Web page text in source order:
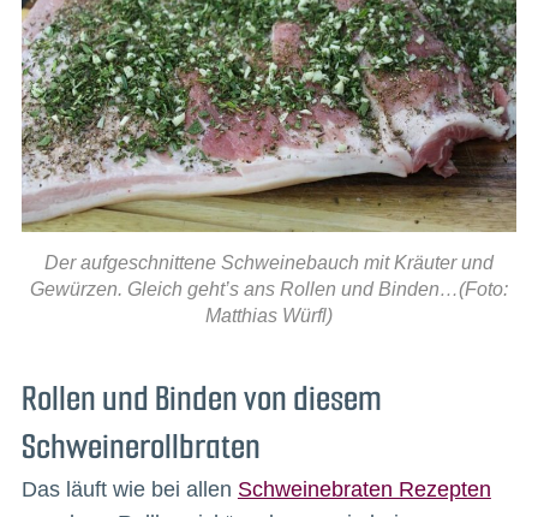
Der aufgeschnittene Schweinebauch mit Kräuter und
Gewürzen. Gleich geht’s ans Rollen und Binden…(Foto:
Matthias Würfl)
Rollen und Binden von diesem
Schweinerollbraten
Das läuft wie bei allen Schweinebraten Rezepten